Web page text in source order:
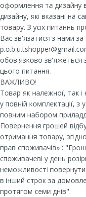
оформлення та дизайну
дизайну, які вказані на
товару. З усіх питаннь
Вас зв'язатися з нами
обов'язково зв'яжеться
цього питання.
ВАЖЛИВО!
Товар як належної, так
у повній комплектації, з
повним набором
Повернення грошей
отримання товару,
прав споживачів» :
споживачеві у день
неможливості
в інший строк за
протягом семи днів".